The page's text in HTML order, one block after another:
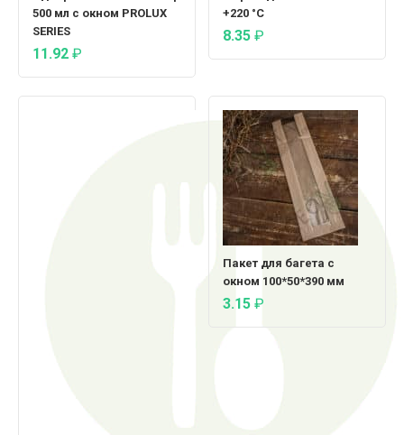
500 мл с окном PROLUX
SERIES
11.92 ₽
+220 °C
8.35 ₽
Пакет для багета с
окном 100*50*390 мм
3.15 ₽